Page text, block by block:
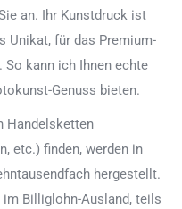
an. Ihr Kunstdruck ist
Unikat, für das Premium-
kann ich Ihnen echte
Genuss bieten.
Handelsketten
etc.) finden, werden in
hergestellt.
Billiglohn-Ausland, teils